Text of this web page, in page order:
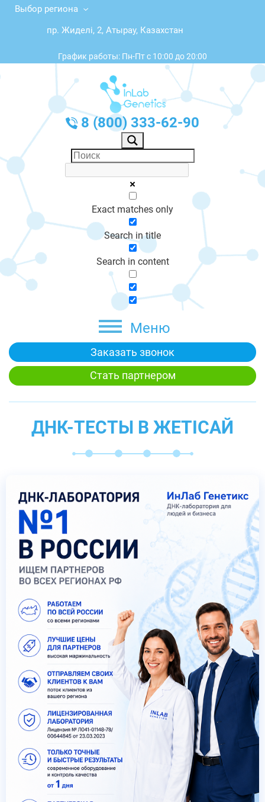
Выбор региона
пр. Жиделі, 2, Атырау, Казахстан
График работы: Пн-Пт с 10:00 до 20:00
8 (800) 333-62-90
Exact matches only
Search in title
Search in content
Меню
Заказать звонок
Стать партнером
ДНК-ТЕСТЫ В ЖЕТІСАЙ